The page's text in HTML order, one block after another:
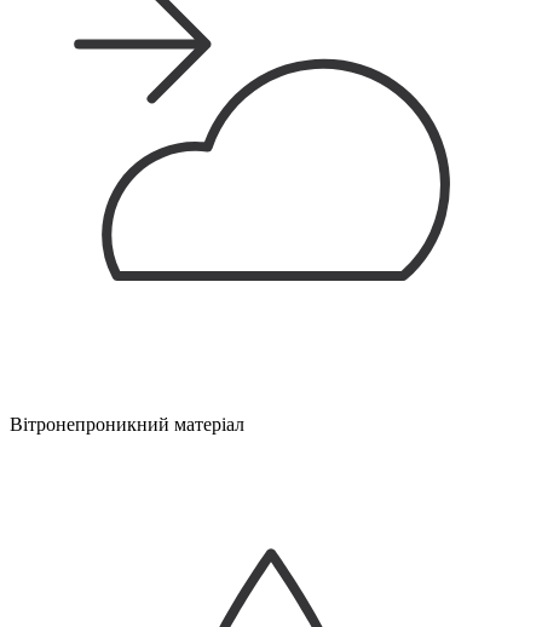
Вітронепроникний матеріал